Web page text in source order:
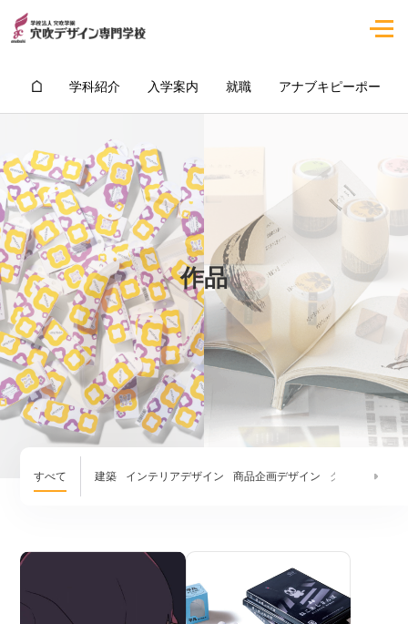
学科紹介 入学案内 就職 アナブキピーポー
作品
すべて 建築 インテリアデザイン 商品企画デザイン グラフィック